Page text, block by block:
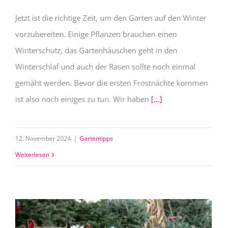
Jetzt ist die richtige Zeit, um den Garten auf den Winter
vorzubereiten. Einige Pflanzen brauchen einen
Winterschutz, das Gartenhäuschen geht in den
Winterschlaf und auch der Rasen sollte noch einmal
gemäht werden. Bevor die ersten Frostnächte kommen
ist also noch einiges zu tun. Wir haben [...]
12. November 2024 | Gartentipps
Weiterlesen